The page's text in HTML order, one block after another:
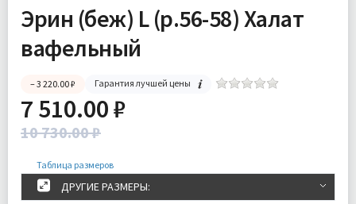
Эрин (беж) L (р.56-58) Халат
вафельный
– 3 220.00 ₽ Гарантия лучшей цены
7 510.00 ₽
10 730.00 ₽
Таблица размеров
ДРУГИЕ РАЗМЕРЫ: